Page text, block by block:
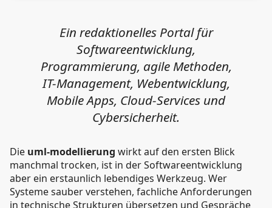
Ein redaktionelles Portal für
Softwareentwicklung,
Programmierung, agile Methoden,
IT-Management, Webentwicklung,
Mobile Apps, Cloud-Services und
Cybersicherheit.
Die uml-modellierung wirkt auf den ersten Blick
manchmal trocken, ist in der Softwareentwicklung
aber ein erstaunlich lebendiges Werkzeug. Wer
Systeme sauber verstehen, fachliche Anforderungen
in technische Strukturen übersetzen und Gespräche